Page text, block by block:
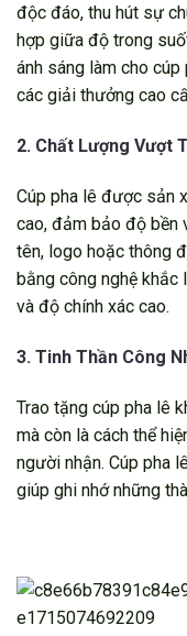
độc đáo, thu hút sự
hợp giữa độ trong
ánh sáng làm cho
các giải thưởng cao
2. Chất Lượng Vượt
Cúp pha lê được sản
cao, đảm bảo độ bền
tên, logo hoặc thông
bằng công nghệ
và độ chính xác cao.
3. Tinh Thần Công
Trao tặng cúp pha lê
mà còn là cách thể
người nhận. Cúp pha
giúp ghi nhớ những